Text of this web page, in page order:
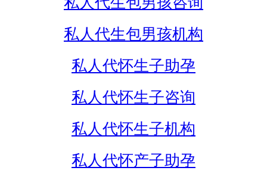
私人代生包男孩机构
私人代怀生子助孕
私人代怀生子咨询
私人代怀生子机构
私人代怀产子助孕